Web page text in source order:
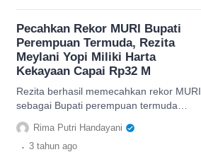
Pecahkan Rekor MURI Bupati
Perempuan Termuda, Rezita
Meylani Yopi Miliki Harta
Kekayaan Capai Rp32 M
Rezita berhasil memecahkan rekor MURI
sebagai Bupati perempuan termuda
dalam sepanjang sejarah Indonesia.
Berikut rincian harta kekayaannya.
Rima Putri Handayani
. 3 tahun ago